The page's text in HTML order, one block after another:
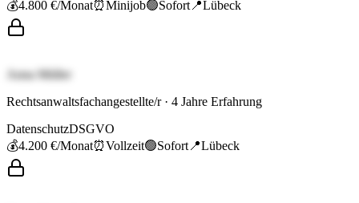
💰4.800 €/Monat⏰Minijob🟢Sofort 📍Lübeck
Anna Müller
Rechtsanwaltsfachangestellte/r· 4 Jahre Erfahrung
DatenschutzDSGVO
💰4.200 €/Monat⏰Vollzeit🟢Sofort 📍Lübeck